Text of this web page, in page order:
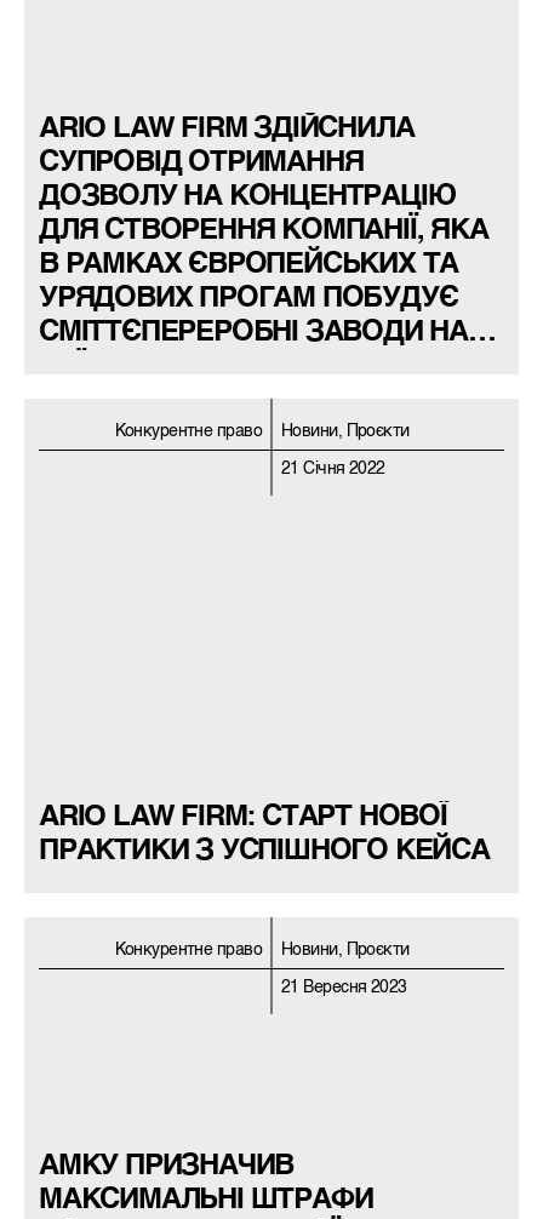
ARIO LAW FIRM ЗДІЙСНИЛА
СУПРОВІД ОТРИМАННЯ
ДОЗВОЛУ НА КОНЦЕНТРАЦІЮ
ДЛЯ СТВОРЕННЯ КОМПАНІЇ, ЯКА
В РАМКАХ ЄВРОПЕЙСЬКИХ ТА
УРЯДОВИХ ПРОГАМ ПОБУДУЄ
СМІТТЄПЕРЕРОБНІ ЗАВОДИ НА
Конкурентне право Новини, Проєкти
21 Січня 2022
ARIO LAW FIRM: СТАРТ НОВОЇ
ПРАКТИКИ З УСПІШНОГО КЕЙСА
Конкурентне право Новини, Проєкти
21 Вересня 2023
АМКУ ПРИЗНАЧИВ
МАКСИМАЛЬНІ ШТРАФИ